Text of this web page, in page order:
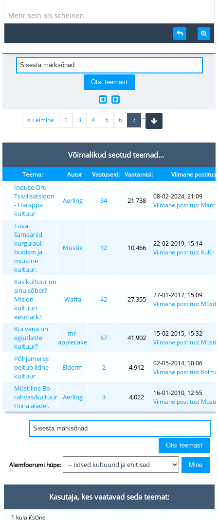
Mehr sein als scheinen
Eelmine 1 ...
3 4 5 6 7(current)
Võimalikud seotud teemad...
Teema: Autor Vastuseid: Vaatamisi: Viimane postitus
Induse Oru
Tsivilisatsioon
- Harappa
kultuur
Aerling 34 21,738
08-02-2024, 21:09
Viimane postitus:
Tuva:
šamaanid,
kurgulaul,
budism ja
muistne
kultuur.
Müstik 12 10,466
22-02-2019, 15:14
Viimane postitus: KuKr
Kas kultuur on
sinu sõber?
Mis on
kultuuri
eesmärk?
Waffa 42 27,355
27-01-2017, 15:09
Viimane postitus:
Kui vana on
egiptlaste
kultuur?
mr-
applecake
67 41,902
15-02-2015, 15:32
Viimane postitus:
Põhjameres
peitub iidne
kultuur
Elderm 2 4,912
02-05-2014, 10:06
Viimane postitus:
Müstiline Bo
rahvas/kultuur
Hiina aladel.
Aerling 3 4,022
16-01-2010, 12:55
Viimane postitus:
Alamfoorumi hüpe:
Kasutaja, kes vaatavad seda teemat:
1 külali(st)ne